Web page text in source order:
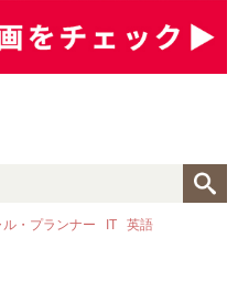
・プランナー IT 英語